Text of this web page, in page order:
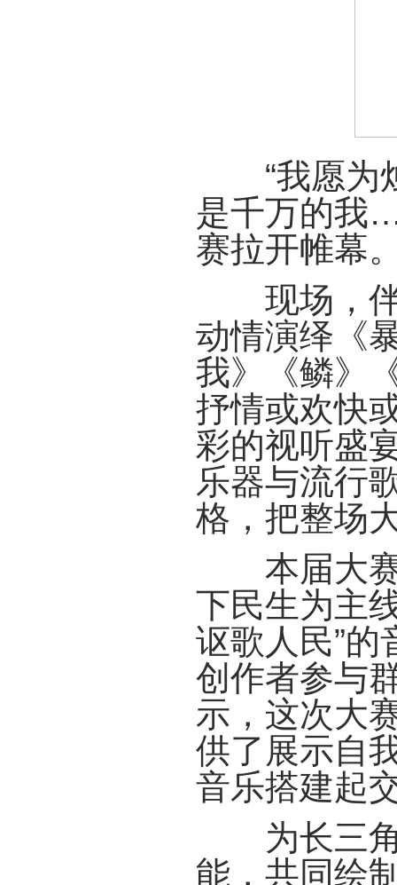
“我愿为烛
是千万的我
赛拉开帷幕
现场，伴
动情演绎《
我》《鳞》
抒情或欢快
彩的视听盛
乐器与流行
格，把整场
本届大赛
下民生为主
讴歌人民”
创作者参与
示，这次大
供了展示自
音乐搭建起
为长三角
能，共同绘